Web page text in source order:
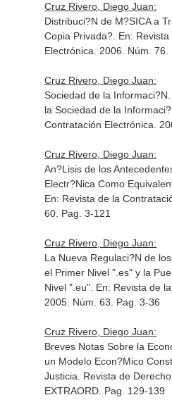
Cruz Rivero, Diego Juan:
Distribuci?N de M?SICA a
Copia Privada?. En:
Electrónica . 2006. Núm.
Cruz Rivero, Diego Juan:
Sociedad de la
la Sociedad de la
Contratación Electrónica .
Cruz Rivero, Diego Juan:
An?Lisis de los
Electr?Nica Como
En: Revista de la
60. Pag. 3-121
Cruz Rivero, Diego Juan:
La Nueva Regulaci?N de
el Primer Nivel ".es" y la
Nivel ".eu". En: Revista de
2005. Núm. 63. Pag. 3-36
Cruz Rivero, Diego Juan:
Breves Notas Sobre la
un Modelo Econ?Mico
Justicia. Revista de
EXTRAORD. Pag. 129-139